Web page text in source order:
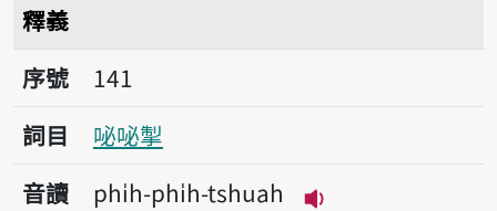
釋義
序號141咇咇掣
序號
141
詞目
咇咇掣
音讀
phi̍h-phi̍h-tshuah